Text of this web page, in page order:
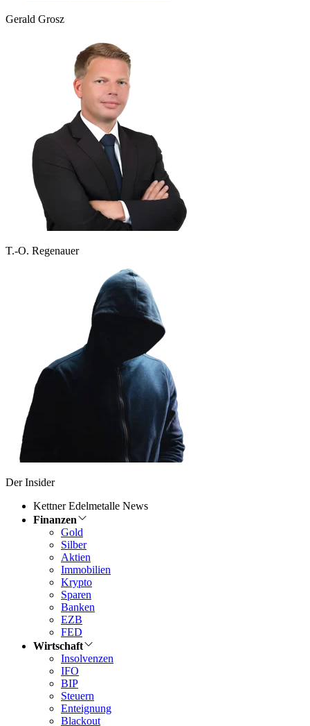
Gerald Grosz
T.-O. Regenauer
Der Insider
Kettner Edelmetalle News
Finanzen
Gold
Silber
Aktien
Immobilien
Krypto
Sparen
Banken
EZB
FED
Wirtschaft
Insolvenzen
IFO
BIP
Steuern
Enteignung
Blackout